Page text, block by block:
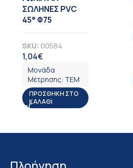
ΣΩΛΗΝΕΣ PVC
45° Φ75
SKU: 00584
1,04€
Μονάδα
Μέτρησης: ΤΕΜ
ΠΡΟΣΘΉΚΗ ΣΤΟ
ΚΑΛΆΘΙ